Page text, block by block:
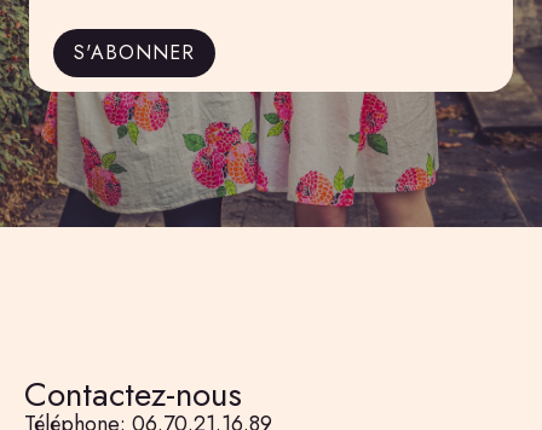
S'ABONNER
Contactez-nous